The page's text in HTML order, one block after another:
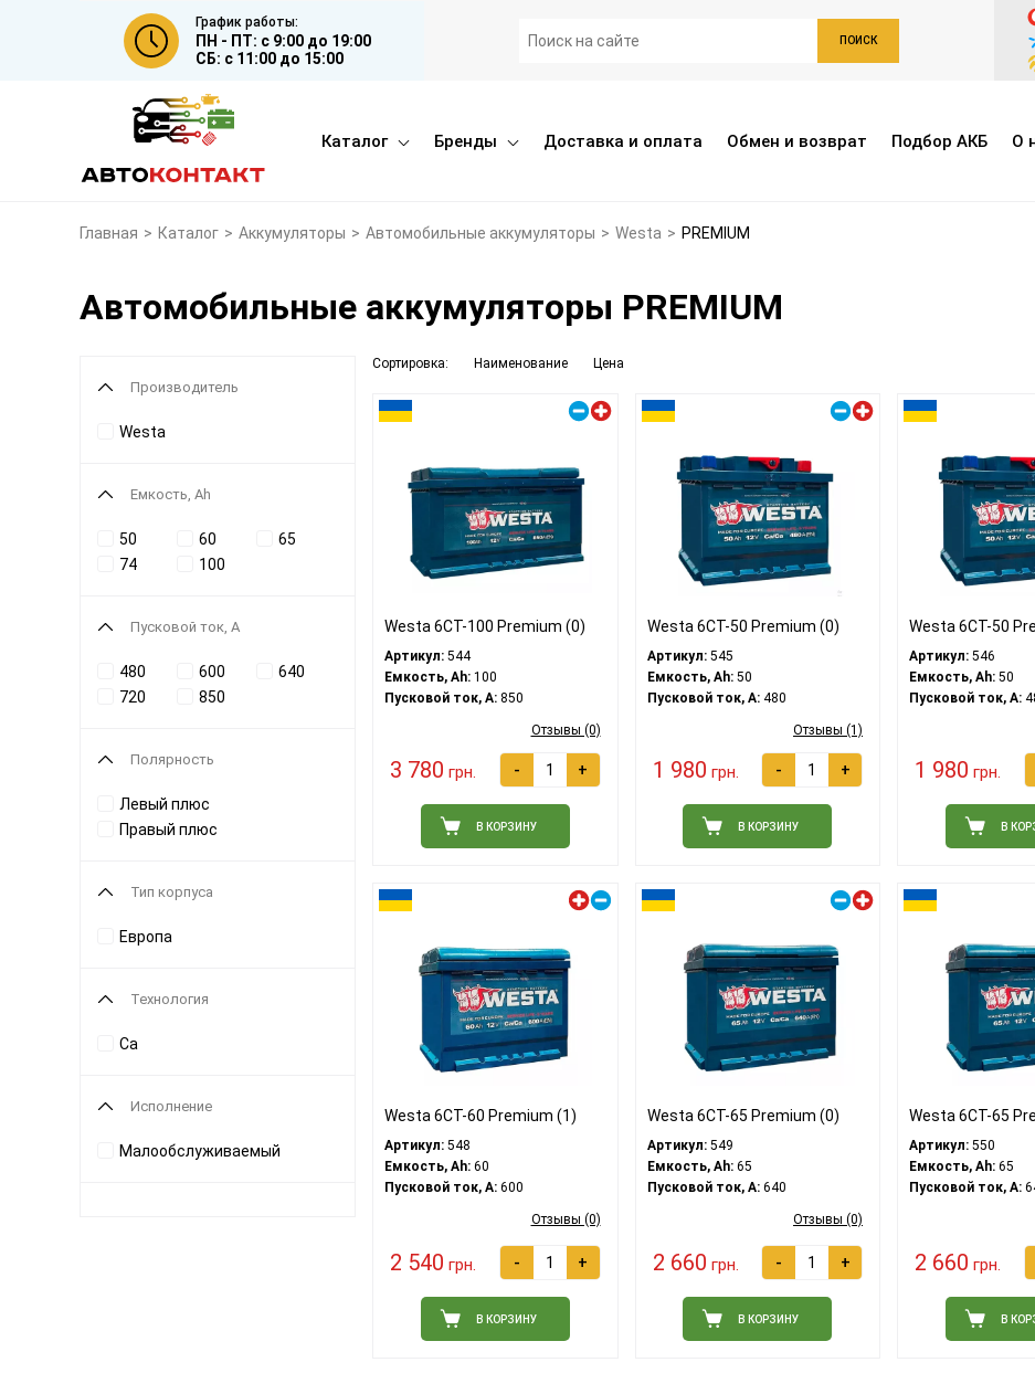
График работы:
ПН - ПТ: с 9:00 до 19:00
СБ: с 11:00 до 15:00
ПОИСК
Каталог Бренды Доставка и оплата Обмен и возврат Подбор АКБ О
Главная > Каталог > Аккумуляторы > Автомобильные аккумуляторы > Westa > PREMIUM
Автомобильные аккумуляторы PREMIUM
Производитель
Westa
Емкость, Ah
50 60
65
74
100
Пусковой ток, A
480 600
640
720
850
Полярность
Левый плюс
Правый плюс
Тип корпуса
Европа
Технология
Ca
Исполнение
Малообслуживаемый
Сортировка: Наименование Цена
Westa 6CT-100 Premium (0)
Артикул: 544
Емкость, Ah: 100
Пусковой ток, A: 850
Отзывы (0)
3 780 грн. - +
В КОРЗИНУ
Westa 6CT-50 Premium (0)
Артикул:545
Емкость, Ah:50
Пусковой ток, A:480
Отзывы (1)
1 980 грн. - +
В КОРЗИНУ
Westa 6CT-50
Артикул: 546
Емкость, Ah: 50
Пусковой ток, A:
1 980 грн.
В
Westa 6CT-60 Premium (1)
Артикул: 548
Емкость, Ah: 60
Пусковой ток, A: 600
Отзывы (0)
2 540 грн. - +
В КОРЗИНУ
Westa 6CT-65 Premium (0)
Артикул:549
Емкость, Ah:65
Пусковой ток, A:640
Отзывы (0)
2 660 грн. - +
В КОРЗИНУ
Westa 6CT-65
Артикул: 550
Емкость, Ah: 65
Пусковой ток, A:
2 660 грн.
В